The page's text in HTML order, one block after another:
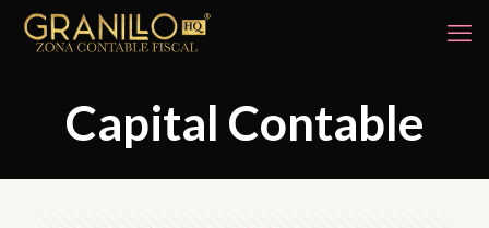
Capital Contable